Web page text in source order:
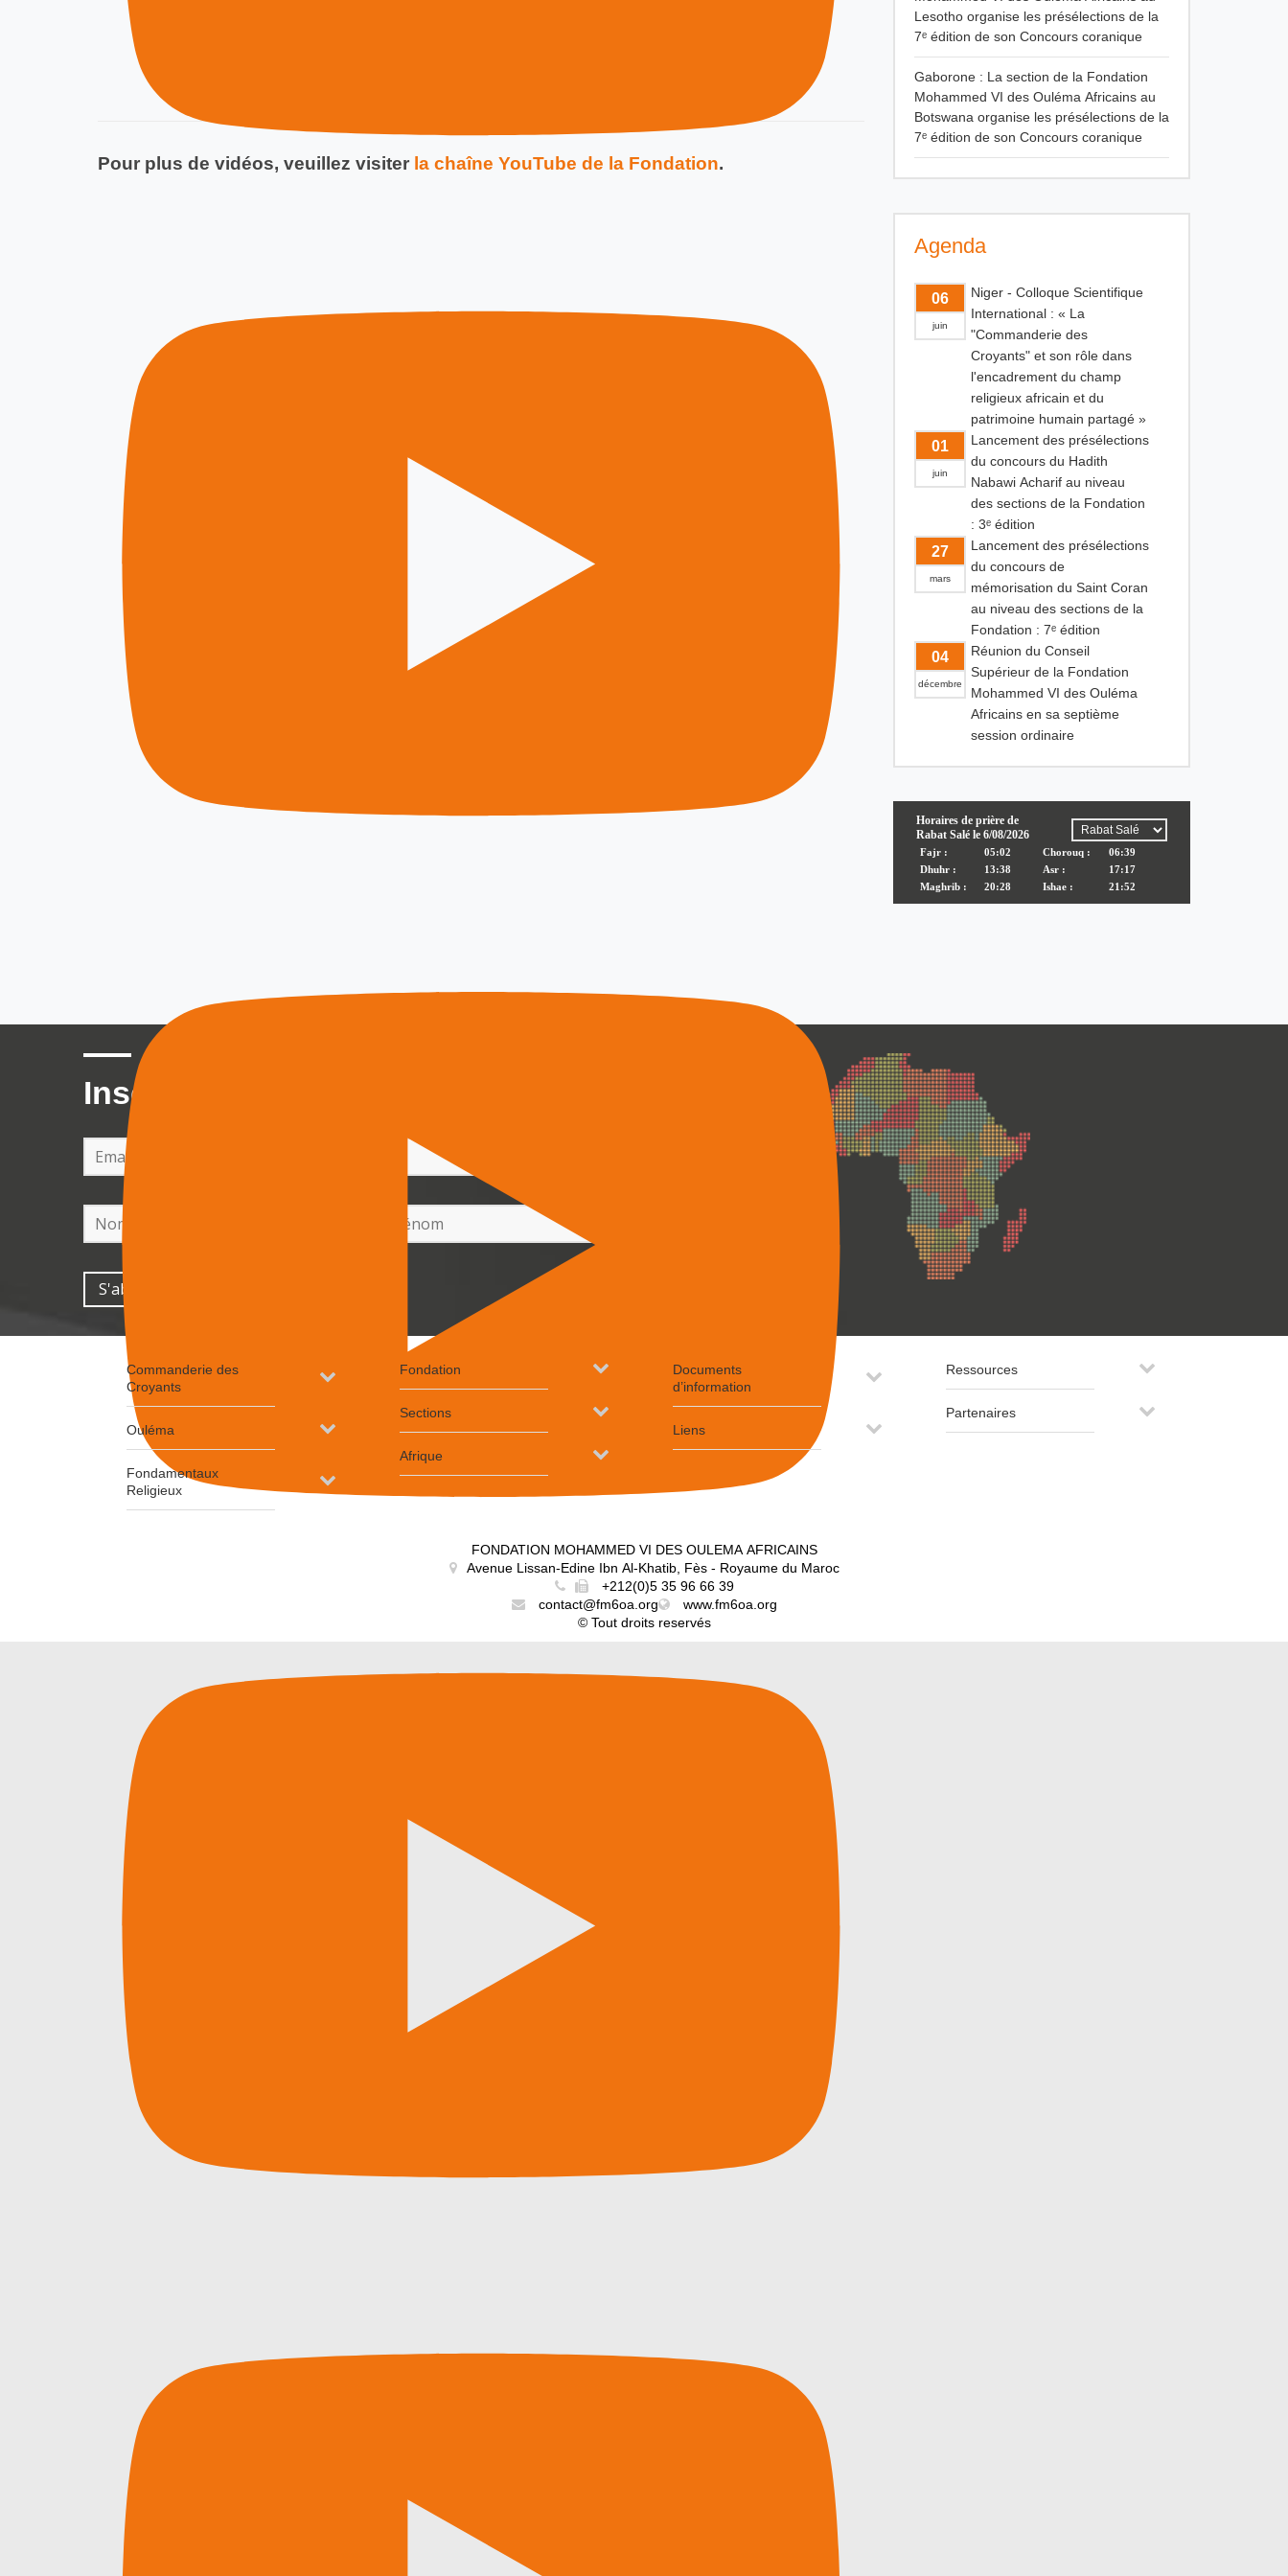
Pour plus de vidéos, veuillez visiter la chaîne YouTube de la Fondation.
Lesotho organise les présélections de la
7ᵉ édition de son Concours coranique
Gaborone : La section de la Fondation
Mohammed VI des Ouléma Africains au
Botswana organise les présélections de la
7ᵉ édition de son Concours coranique
Agenda
06
juin
Niger - Colloque Scientifique
International : « La
"Commanderie des
Croyants" et son rôle dans
l'encadrement du champ
religieux africain et du
patrimoine humain partagé »
01
juin
Lancement des présélections
du concours du Hadith
Nabawi Acharif au niveau
des sections de la Fondation
: 3ᵉ édition
27
mars
Lancement des présélections
du concours de
mémorisation du Saint Coran
au niveau des sections de la
Fondation : 7ᵉ édition
04
décembre
Réunion du Conseil
Supérieur de la Fondation
Mohammed VI des Ouléma
Africains en sa septième
session ordinaire
Inscrivez vous à la newsletter
Commanderie des
Croyants
Ouléma
Fondamentaux
Religieux
Fondation
Sections
Afrique
Documents
d’information
Liens
Ressources
Partenaires
FONDATION MOHAMMED VI DES OULEMA AFRICAINS
Avenue Lissan-Edine Ibn Al-Khatib, Fès - Royaume du Maroc
+212(0)5 35 96 66 39
contact@fm6oa.org
www.fm6oa.org
© Tout droits reservés